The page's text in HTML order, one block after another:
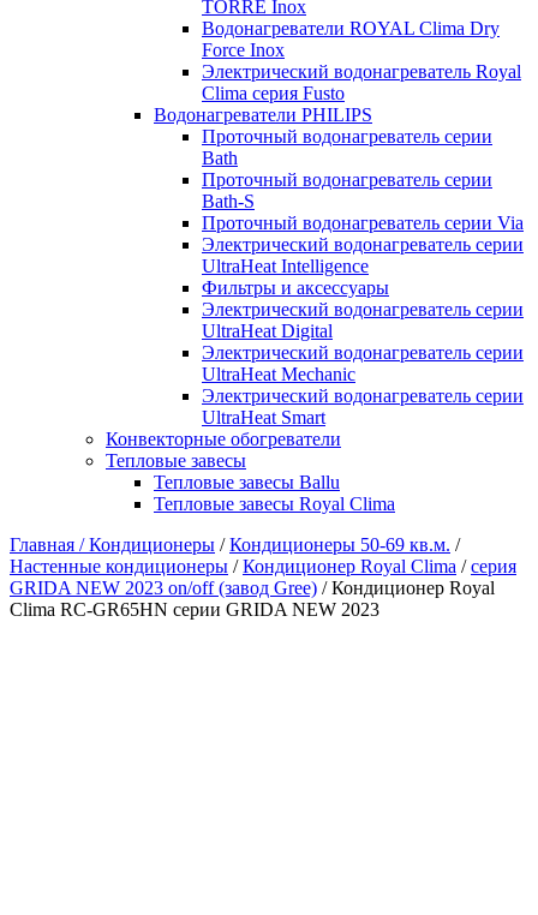
TORRE Inox
Водонагреватели ROYAL Clima Dry
Force Inox
Электрический водонагреватель Royal
Clima серия Fusto
Водонагреватели PHILIPS
Проточный водонагреватель серии
Bath
Проточный водонагреватель серии
Bath-S
Проточный водонагреватель серии Via
Электрический водонагреватель серии
UltraHeat Intelligence
Фильтры и аксессуары
Электрический водонагреватель серии
UltraHeat Digital
Электрический водонагреватель серии
UltraHeat Mechanic
Электрический водонагреватель серии
UltraHeat Smart
Конвекторные обогреватели
Тепловые завесы
Тепловые завесы Ballu
Тепловые завесы Royal Clima
Главная /Кондиционеры /Кондиционеры 50-69 кв.м. /
Настенные кондиционеры /Кондиционер Royal Clima /серия
GRIDA NEW 2023 on/off (завод Gree) / Кондиционер Royal
Clima RC-GR65HN серии GRIDA NEW 2023